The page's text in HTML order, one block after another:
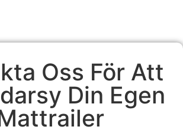
Oss För Att
Din Egen